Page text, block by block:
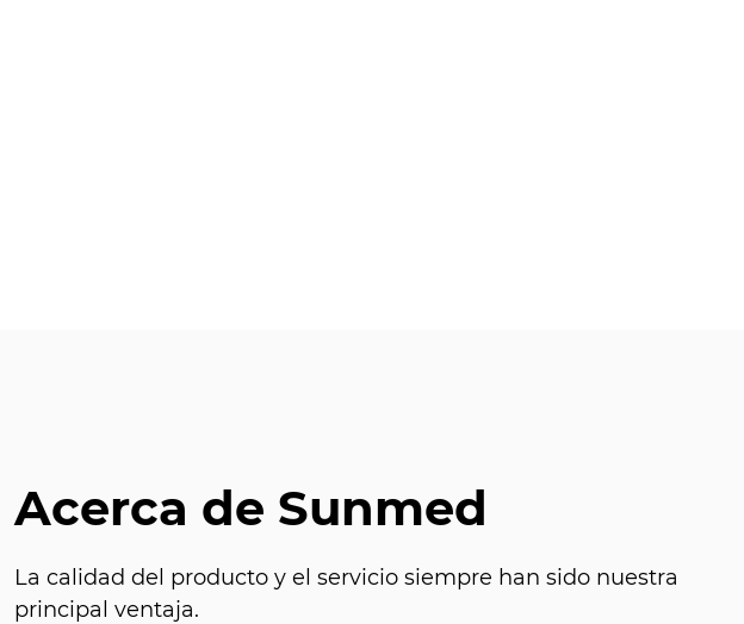
Acerca de Sunmed
La calidad del producto y el servicio siempre han sido nuestra
principal ventaja.